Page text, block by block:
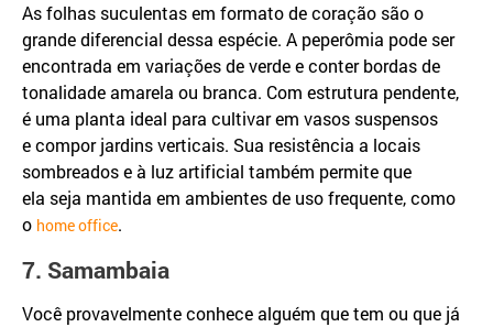
As folhas suculentas em formato de coração são o
grande diferencial dessa espécie. A peperômia pode ser
encontrada em variações de verde e conter bordas de
tonalidade amarela ou branca. Com estrutura pendente,
é uma planta ideal para cultivar em vasos suspensos
e compor jardins verticais. Sua resistência a locais
sombreados e à luz artificial também permite que
ela seja mantida em ambientes de uso frequente, como
o home office.
7. Samambaia
Você provavelmente conhece alguém que tem ou que já